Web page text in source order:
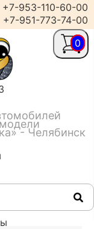
- Челябинск
+7-953-110-60-00
+7-951-773-74-00
0